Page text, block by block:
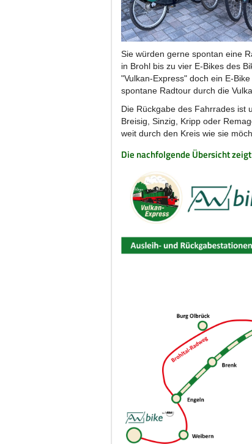
Sie würden gerne spontan eine
in Brohl bis zu vier E-Bikes des
"Vulkan-Express" doch ein E-
spontane Radtour durch die
Die Rückgabe des Fahrrades ist
Breisig, Sinzig, Kripp oder
weit durch den Kreis wie sie
Die nachfolgende Übersicht